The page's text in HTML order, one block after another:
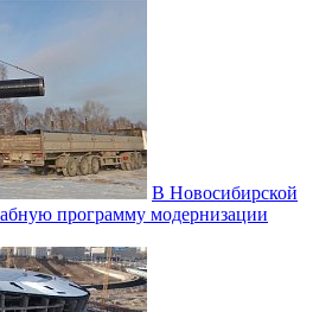
В Новосибирской
программу модернизации